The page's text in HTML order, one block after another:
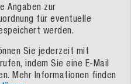
Angaben zur
für eventuelle
werden.
Sie jederzeit mit
indem Sie eine E-Mail
Mehr Informationen finden